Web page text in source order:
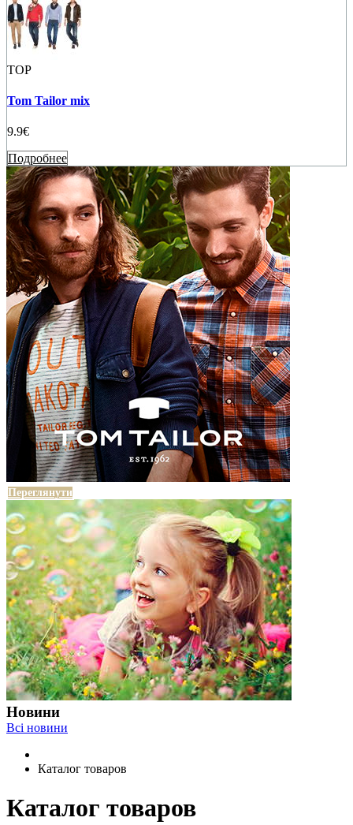
TOP
Tom Tailor mix
9.9€
Подробнее
Переглянути
Новини
Всі новини
Каталог товаров
Каталог товаров